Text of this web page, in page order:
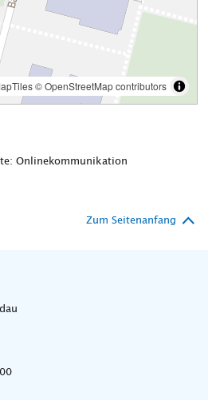
Onlinekommunikation
Zum Seitenanfang